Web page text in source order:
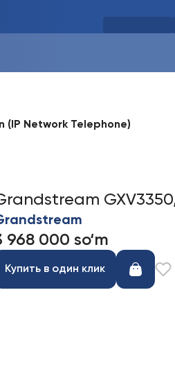
(IP Network Telephone)
968 000 so‘m
Купить в один клик